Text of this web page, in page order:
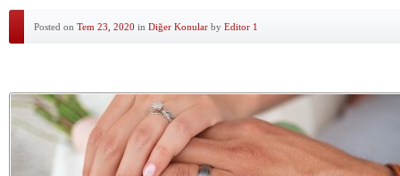
Posted on Tem 23, 2020 in Diğer Konular by Editor 1